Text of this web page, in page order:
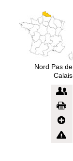
Nord Pas de
Calais